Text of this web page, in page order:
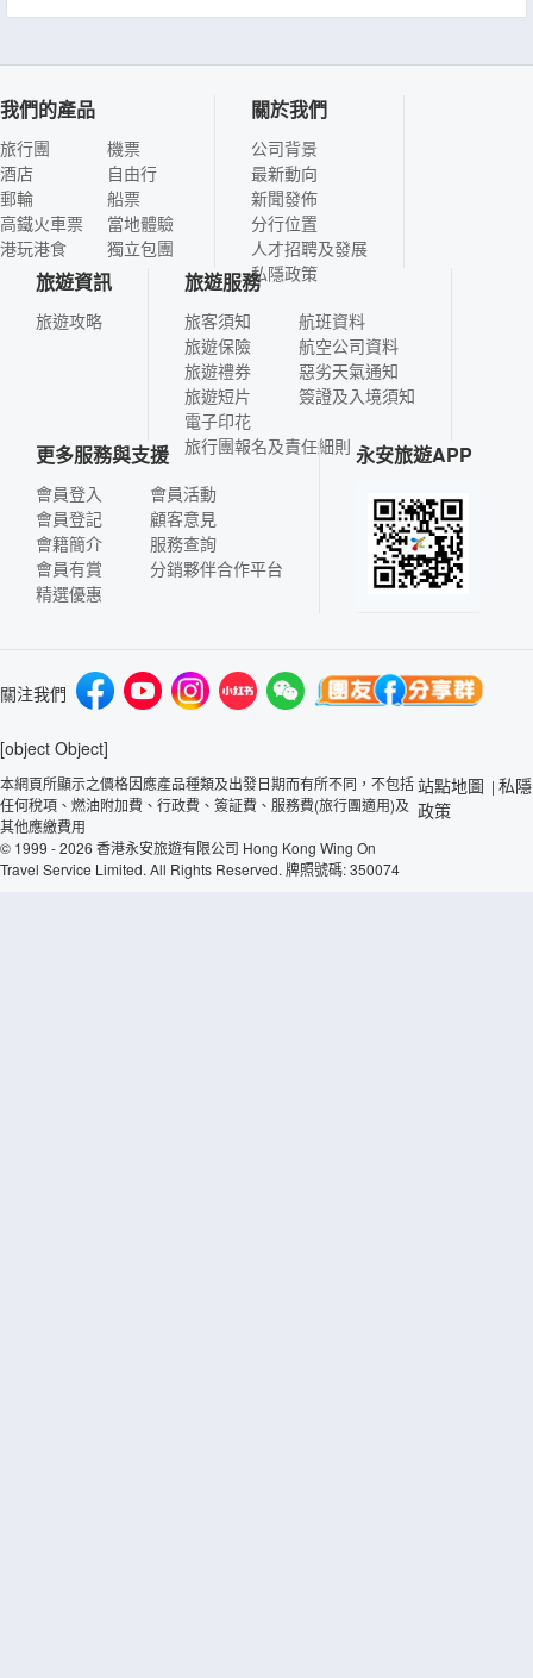
我們的產品
旅行團
酒店
郵輪
高鐵火車票
港玩港食
機票
自由行
船票
當地體驗
獨立包團
關於我們
公司背景
最新動向
新聞發佈
分行位置
人才招聘及發展
私隱政策
旅遊資訊
旅遊攻略
旅遊服務
旅客須知
旅遊保險
旅遊禮券
旅遊短片
電子印花
航班資料
航空公司資料
惡劣天氣通知
簽證及入境須知
旅行團報名及責任細則
更多服務與支援
會員登入
會員登記
會籍簡介
會員有賞
精選優惠
會員活動
顧客意見
服務查詢
分銷夥伴合作平台
永安旅遊APP
關注我們
[object Object]
本網頁所顯示之價格因應產品種類及出發日期而有所不同，不包括
任何稅項、燃油附加費、行政費、簽証費、服務費(旅行團適用)及
其他應繳費用
© 1999 - 2026 香港永安旅遊有限公司 Hong Kong Wing On
Travel Service Limited. All Rights Reserved. 牌照號碼: 350074
站點地圖 | 私隱
政策